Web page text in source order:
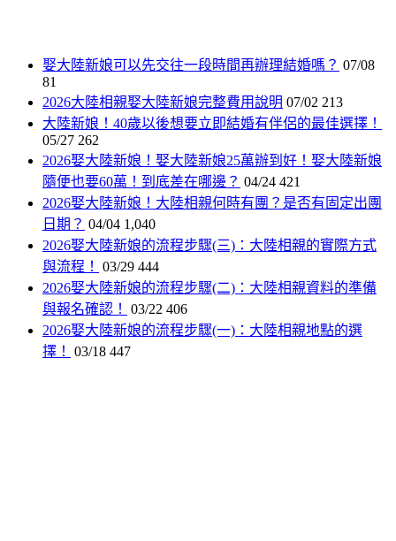
娶大陸新娘可以先交往一段時間再辦理結婚嗎？ 07/08
81
2026大陸相親娶大陸新娘完整費用說明 07/02 213
大陸新娘！40歲以後想要立即結婚有伴侶的最佳選擇！
05/27 262
2026娶大陸新娘！娶大陸新娘25萬辦到好！娶大陸新娘
隨便也要60萬！到底差在哪邊？ 04/24 421
2026娶大陸新娘！大陸相親何時有團？是否有固定出團
日期？ 04/04 1,040
2026娶大陸新娘的流程步驟(三)：大陸相親的實際方式
與流程！
03/29 444
2026娶大陸新娘的流程步驟(二)：大陸相親資料的準備
與報名確認！
03/22 406
2026娶大陸新娘的流程步驟(一)：大陸相親地點的選
擇！
03/18 447